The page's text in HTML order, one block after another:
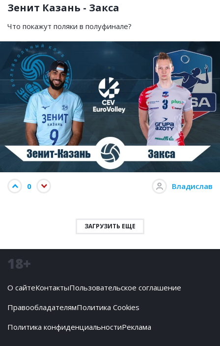
Зенит Казань - Закса
Что покажут поляки в полуфинале?
0 Владислав
ЗАГРУЗИТЬ ЕЩЕ
18+
О сайтеКонтактыПользовательское соглашение
ПравообладателямПолитика Cookies
Политика конфиденциальностиРеклама